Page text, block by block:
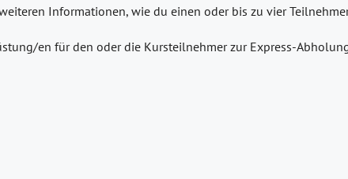
Informationen, wie du einen oder bis zu vier
en für den oder die Kursteilnehmer zur Express-